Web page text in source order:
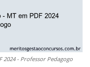
- Professor Pedagogo